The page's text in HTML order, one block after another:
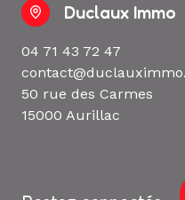
Duclaux Immo
04 71 43 72 47
50 rue des Carmes
15000 Aurillac